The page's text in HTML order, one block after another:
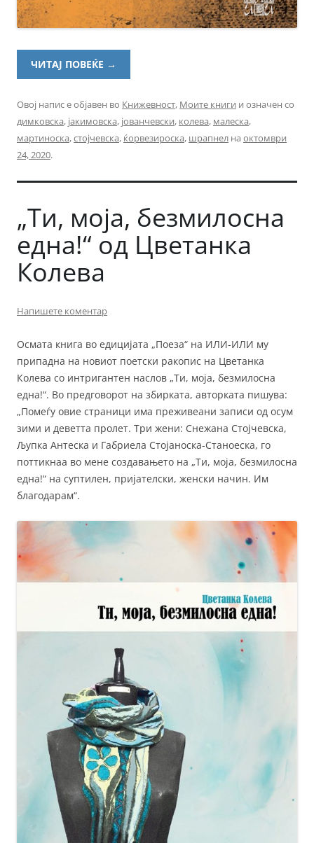
ЧИТАЈ ПОВЕЌЕ →
Овој напис е објавен во Книжевност, Моите книги и означен со
димковска, јакимовска, јованчевски, колева, малеска,
мартиноска,стојчевска, ќорвезироска, шрапнел на октомври
24, 2020.
„Ти, моја, безмилосна
една!“ од Цветанка
Колева
Напишете коментар
Осмата книга во едицијата „Поеза“ на ИЛИ-ИЛИ му
припадна на новиот поетски ракопис на Цветанка
Колева со интригантен наслов „Ти, моја, безмилосна
една!“. Во предговорот на збирката, авторката пишува:
„Помеѓу овие страници има преживеани записи од осум
зими и деветта пролет. Три жени: Снежана Стојчевска,
Љупка Антеска и Габриела Стојаноска-Станоеска, го
поттикнаа во мене создавањето на „Ти, моја, безмилосна
една!“ на суптилен, пријателски, женски начин. Им
благодарам“.